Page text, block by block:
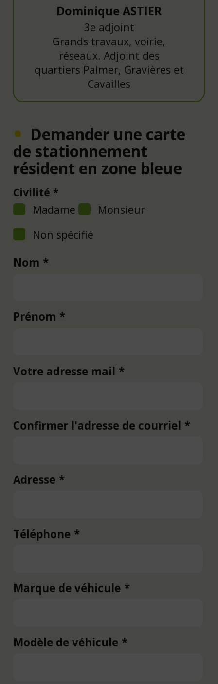
Dominique ASTIER
3e adjoint
Grands travaux, voirie,
réseaux. Adjoint des
quartiers Palmer, Gravières et
Cavailles
Demander une carte
de stationnement
résident en zone bleue
Civilité
Madame
Monsieur
Non spécifié
Nom
Prénom
Votre
Votre adresse mail
Confirmer l'adresse de courriel
Adresse
Adresse
Téléphone
Marque de véhicule
Modèle de véhicule